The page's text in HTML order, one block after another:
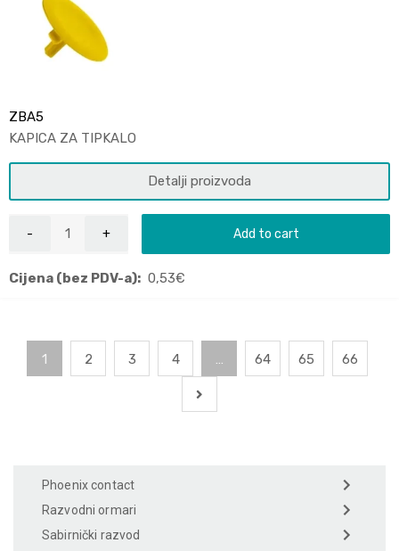
ZBA5
KAPICA ZA TIPKALO
Detalji proizvoda
Add to cart
Cijena (bez PDV-a): 0,53€
1 2 3 4 … 64 65 66
Phoenix contact
Razvodni ormari
Sabirnički razvod